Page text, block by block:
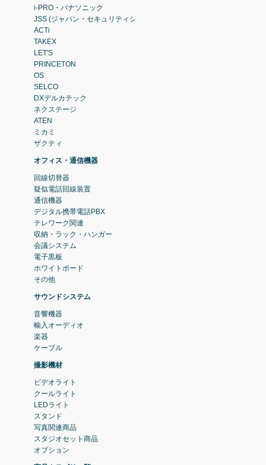
i-PRO・パナソニック
JSS (ジャパン・セキュリティシステム)
ACTi
TAKEX
LET'S
PRINCETON
OS
SELCO
DXデルカテック
ネクステージ
ATEN
ミカミ
ザクティ
オフィス・通信機器
回線切替器
疑似電話回線装置
通信機器
デジタル携帯電話PBX
テレワーク関連
収納・ラック・ハンガー
会議システム
電子黒板
ホワイトボード
その他
サウンドシステム
音響機器
輸入オーディオ
楽器
ケーブル
撮影機材
ビデオライト
クールライト
LEDライト
スタンド
写真関連商品
スタジオセット商品
オプション